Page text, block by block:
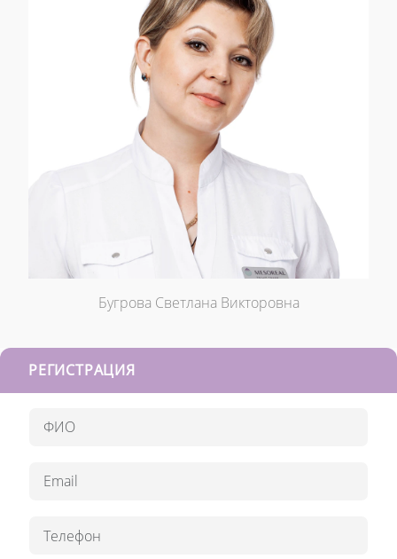
Бугрова Светлана Викторовна
РЕГИСТРАЦИЯ